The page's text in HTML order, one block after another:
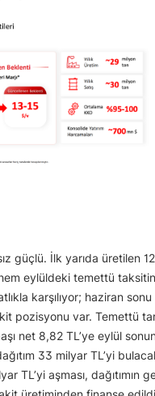
güçlü. İlk yarıda üretilen
eylüldeki temettü
karşılıyor; haziran
pozisyonu var. Temettü
net 8,82 TL’ye eylül
33 milyar TL’yi
TL’yi aşması, dağıtımın